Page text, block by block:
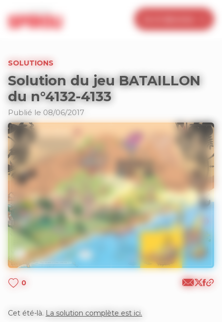
SOLUTIONS
Solution du jeu BATAILLON
du n°4132-4133
Publié le 08/06/2017
0
Cet été-là. La solution complète est ici.